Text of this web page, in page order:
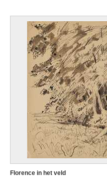
Florence in het veld